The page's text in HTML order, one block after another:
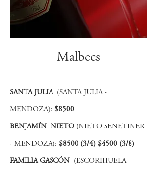
Malbecs
SANTA JULIA (SANTA JULIA -
MENDOZA): $8500
BENJAMÍN NIETO (NIETO SENETINER
- MENDOZA): $8500 (3/4) $4500 (3/8)
FAMILIA GASCÓN (ESCORIHUELA